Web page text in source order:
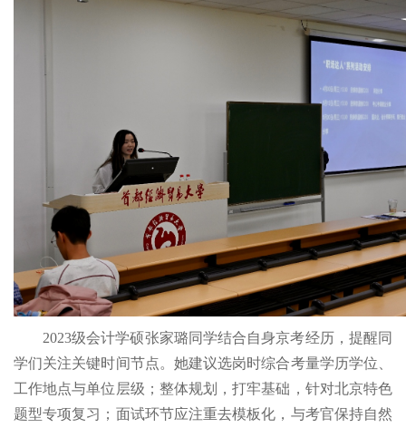
2023级会计学硕张家璐同学结合自身京考经历，提醒同
学们关注关键时间节点。她建议选岗时综合考量学历学位、
工作地点与单位层级；整体规划，打牢基础，针对北京特色
题型专项复习；面试环节应注重去模板化，与考官保持自然